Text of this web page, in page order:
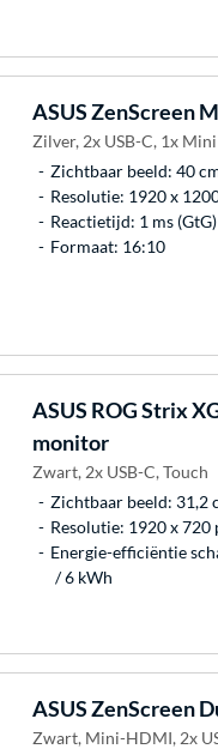
ASUSZenScreen
Zilver, 2x USB-C, 1x
Zichtbaar beeld: 40
Resolutie: 1920 x
Reactietijd: 1 ms (GtG)
Formaat: 16:10
ASUS ROG Strix
monitor
Zwart, 2x USB-C, Touch
Zichtbaar beeld: 31,2
Resolutie: 1920 x 720
Energie-efficiëntie
/ 6 kWh
ASUSZenScreen
Zwart, Mini-HDMI, 2x